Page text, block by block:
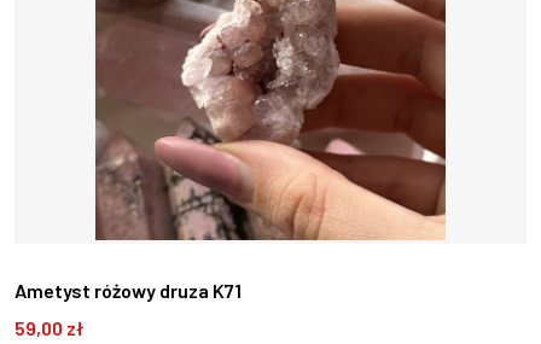
Ametyst różowy druza K71
59,00 zł